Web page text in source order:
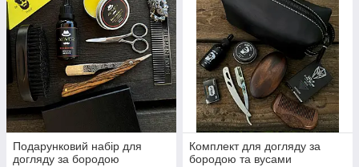
Подарунковий набір для
догляду за бородою
Комплект для догляду за
бородою та вусами